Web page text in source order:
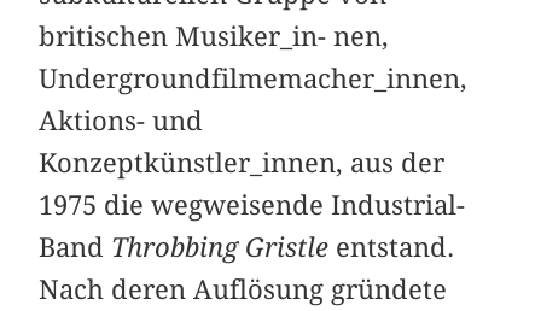
britischen Musiker_in- nen,
Undergroundfilmemacher_innen,
Aktions- und
Konzeptkünstler_innen, aus der
1975 die wegweisende Industrial-
Band Throbbing Gristle entstand.
Nach deren Auflösung gründete